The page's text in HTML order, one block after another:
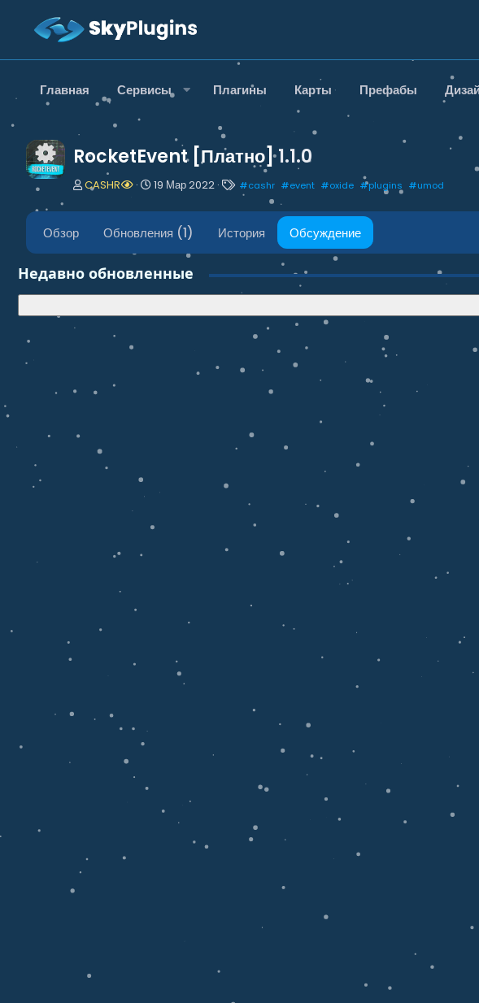
Главная Сервисы Плагины Карты Префабы
RocketEvent [Платно]1.1.0
А
т
т
е
CASHR
Д
т
а
н
а
ч
а
19 Мар 2022
Т
е
г
и
#cashr #event #oxide #plugins #umod
Обзор Обновления (1) История Обсуждение
Недавно обновленные